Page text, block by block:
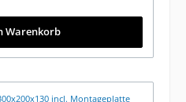
Warenkorb